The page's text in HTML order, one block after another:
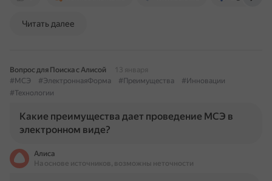
Читать далее
Вопрос для Поиска с Алисой
13 января
#МСЭ
#ЭлектроннаяФорма #Преимущества
#Инновации
#Технологии
Какие преимущества дает проведение МСЭ в
электронном виде?
Алиса
На основе источников, возможны неточности